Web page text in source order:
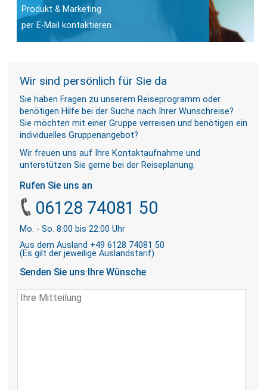
Produkt & Marketing
per E-Mail kontaktieren
Wir sind persönlich für Sie da
Sie haben Fragen zu unserem Reiseprogramm oder
benötigen Hilfe bei der Suche nach Ihrer Wunschreise?
Sie möchten mit einer Gruppe verreisen und benötigen ein
individuelles Gruppenangebot?
Wir freuen uns auf Ihre Kontaktaufnahme und
unterstützen Sie gerne bei der Reiseplanung.
Rufen Sie uns an
06128 74081 50
Mo. - So. 8:00 bis 22:00 Uhr
Aus dem Ausland +49 6128 74081 50
(Es gilt der jeweilige Auslandstarif)
Senden Sie uns Ihre Wünsche